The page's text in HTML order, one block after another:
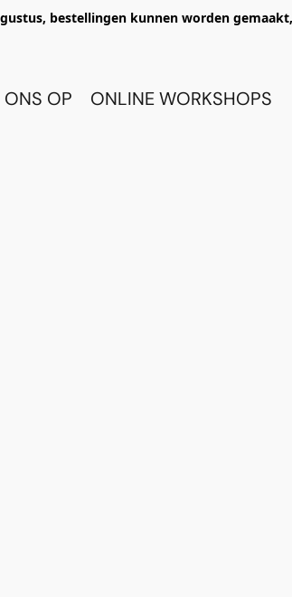
bestellingen kunnen worden
ONS OP ONLINE WORKSHOPS